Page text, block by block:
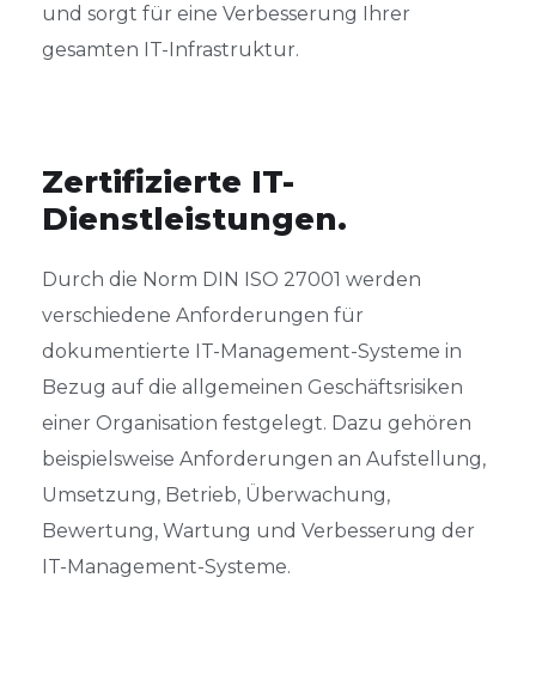
und sorgt für eine Verbesserung Ihrer
gesamten IT-Infrastruktur.
Zertifizierte IT-
Dienstleistungen.
Durch die Norm DIN ISO 27001 werden
verschiedene Anforderungen für
dokumentierte IT-Management-Systeme in
Bezug auf die allgemeinen Geschäftsrisiken
einer Organisation festgelegt. Dazu gehören
beispielsweise Anforderungen an Aufstellung,
Umsetzung, Betrieb, Überwachung,
Bewertung, Wartung und Verbesserung der
IT-Management-Systeme.